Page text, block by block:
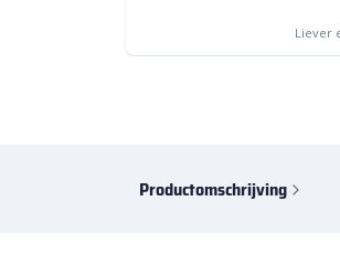
Liever
Productomschrijving